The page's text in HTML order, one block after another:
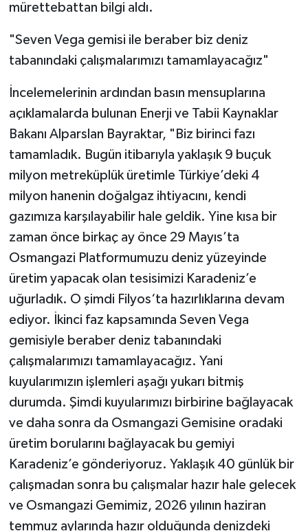
mürettebattan bilgi aldı.
"Seven Vega gemisi ile beraber biz deniz
tabanındaki çalışmalarımızı tamamlayacağız"
İncelemelerinin ardından basın mensuplarına
açıklamalarda bulunan Enerji ve Tabii Kaynaklar
Bakanı Alparslan Bayraktar, "Biz birinci fazı
tamamladık. Bugün itibarıyla yaklaşık 9 buçuk
milyon metreküplük üretimle Türkiye’deki 4
milyon hanenin doğalgaz ihtiyacını, kendi
gazımıza karşılayabilir hale geldik. Yine kısa bir
zaman önce birkaç ay önce 29 Mayıs’ta
Osmangazi Platformumuzu deniz yüzeyinde
üretim yapacak olan tesisimizi Karadeniz’e
uğurladık. O şimdi Filyos‘ta hazırlıklarına devam
ediyor. İkinci faz kapsamında Seven Vega
gemisiyle beraber deniz tabanındaki
çalışmalarımızı tamamlayacağız. Yani
kuyularımızın işlemleri aşağı yukarı bitmiş
durumda. Şimdi kuyularımızı birbirine bağlayacak
ve daha sonra da Osmangazi Gemisine oradaki
üretim borularını bağlayacak bu gemiyi
Karadeniz’e gönderiyoruz. Yaklaşık 40 günlük bir
çalışmadan sonra bu çalışmalar hazır hale gelecek
ve Osmangazi Gemimiz, 2026 yılının haziran
temmuz aylarında hazır olduğunda denizdeki